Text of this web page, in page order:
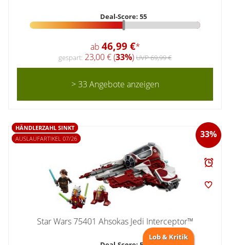
Deal-Score: 55
ab 46,99 €*
gespart: 23,00 € (33%) UVP 69,99 €
> 33 Angebote anzeigen
33%
HÄNDLERZAHL SINKT
AUSLAUFARTIKEL 07/26
Star Wars 75401 Ahsokas Jedi Interceptor™
Lob & Kritik